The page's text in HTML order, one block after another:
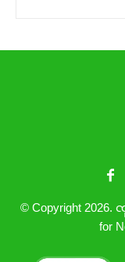
© Copyright 2026.
for